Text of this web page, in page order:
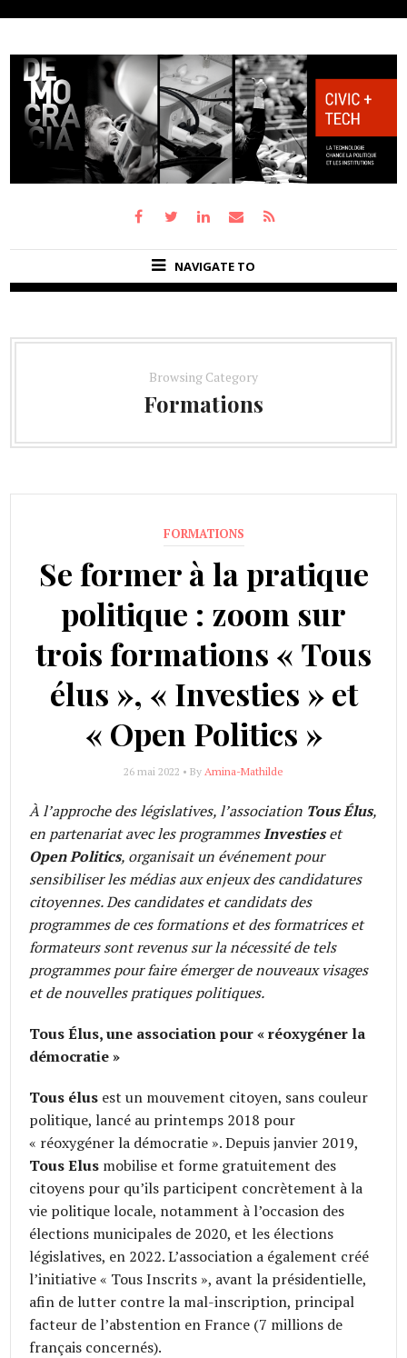
NAVIGATE TO
Browsing Category
Formations
FORMATIONS
Se former à la pratique
politique : zoom sur
trois formations « Tous
élus », « Investies » et
« Open Politics »
26 mai 2022 • By Amina-Mathilde
À l’approche des législatives, l’association Tous Élus,
en partenariat avec les programmesInvestieset
Open Politics, organisait un événement pour
sensibiliser les médias aux enjeux des candidatures
citoyennes. Des candidates et candidats des
programmes de ces formations et des formatrices et
formateurs sont revenus sur la nécessité de tels
programmes pour faire émerger de nouveaux visages
et de nouvelles pratiques politiques.
Tous Élus, une association pour « réoxygéner la
démocratie »
Tous élus est un mouvement citoyen, sans couleur
politique, lancé au printemps 2018 pour
« réoxygéner la démocratie ». Depuis janvier 2019,
Tous Elus mobilise et forme gratuitement des
citoyens pour qu’ils participent concrètement à la
vie politique locale, notamment à l’occasion des
élections municipales de 2020, et les élections
législatives, en 2022. L’association a également créé
l’initiative « Tous Inscrits », avant la présidentielle,
afin de lutter contre la mal-inscription, principal
facteur de l’abstention en France (7 millions de
français concernés).